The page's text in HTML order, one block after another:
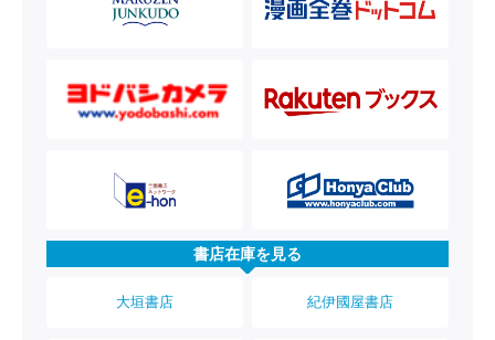
書店在庫を見る
大垣書店 紀伊國屋書店